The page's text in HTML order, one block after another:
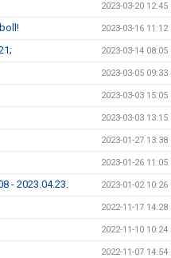
2023-03-20 12:45
2023-03-16 11:12
2023-03-14 08:05
2023-03-05 09:33
2023-03-03 15:05
2023-03-03 13:15
2023-01-27 13:38
2023-01-26 11:05
- 2023.04.23. 2023-01-02 10:26
2022-11-17 14:28
2022-11-10 10:24
2022-11-07 14:54